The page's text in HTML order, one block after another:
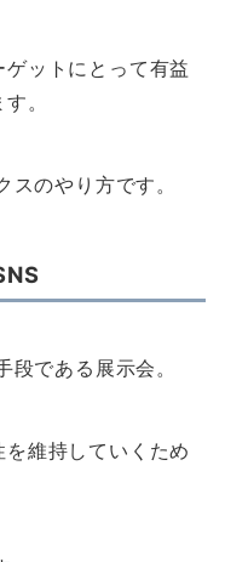
ットにとって有益
。
のやり方です。
である展示会。
維持していくため